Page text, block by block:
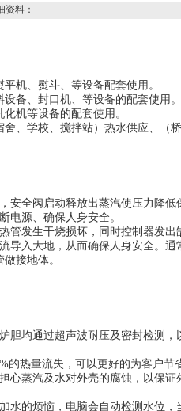
资料：
机、熨斗、等设备配套使用。
备、封口机、等设备的配套使用。
机等设备的配套使用。
舍、学校、搅拌站）热水供应、（
安全阀启动释放出蒸汽使压力降低
电源、确保人身安全。
发生干烧损坏，同时控制器发出
导入大地，从而确保人身安全。通
接地体。
胆均通过超声波耐压及密封检测，
热量流失，可以更好的为客户节
心蒸汽及水对外壳的腐蚀，以保证
水的烦恼，电脑会自动检测水位，